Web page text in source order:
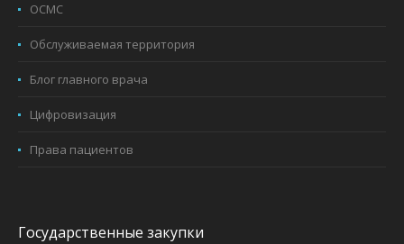
ОСМС
Обслуживаемая территория
Блог главного врача
Цифровизация
Права пациентов
Государственные закупки